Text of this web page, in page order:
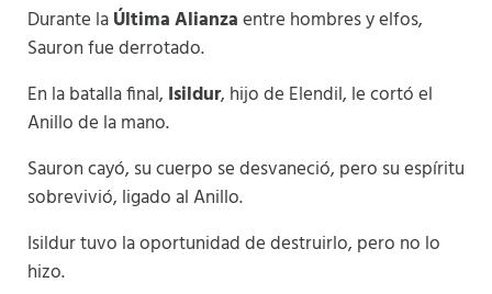
Durante laÚltima Alianzaentre hombres y elfos,
Sauron fue derrotado.
En la batalla final, Isildur, hijo de Elendil, le cortó el
Anillo de la mano.
Sauron cayó, su cuerpo se desvaneció, pero su espíritu
sobrevivió, ligado al Anillo.
Isildur tuvo la oportunidad de destruirlo, pero no lo
hizo.